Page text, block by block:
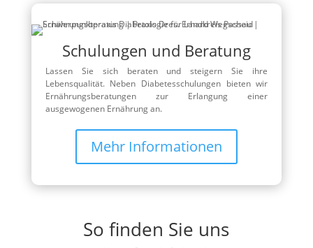
Schulungen und Beratung
Lassen Sie sich beraten und steigern Sie ihre
Lebensqualität. Neben Diabetesschulungen bieten wir
Ernährungsberatungen zur Erlangung einer
ausgewogenen Ernährung an.
Mehr Informationen
So finden Sie uns